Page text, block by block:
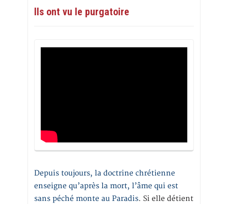
Ils ont vu le purgatoire
Depuis toujours, la doctrine chrétienne
enseigne qu’après la mort, l’âme qui est
sans péché monte au Paradis. Si elle détient